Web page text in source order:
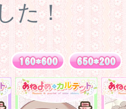
た！